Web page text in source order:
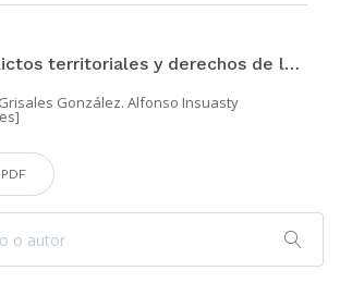
Minería, conflictos territoriales y derechos de las víctimas
González. Alfonso Insuasty